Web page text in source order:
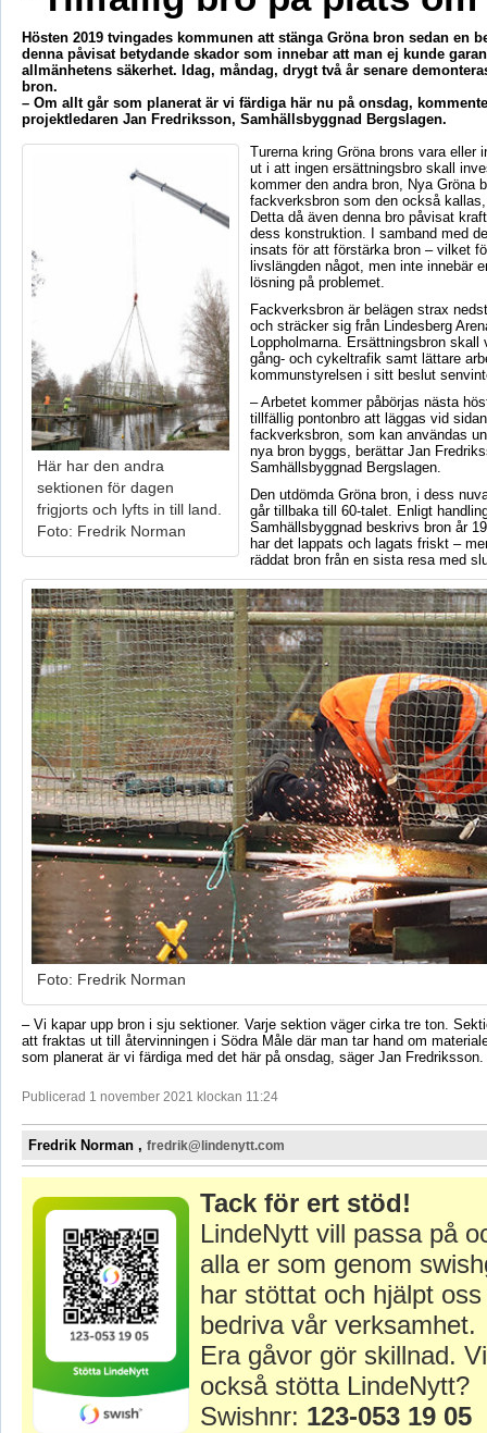
Hösten 2019 tvingades kommunen att stänga Gröna bron sedan en
denna påvisat betydande skador som innebar att man ej kunde
allmänhetens säkerhet. Idag, måndag, drygt två år senare
bron.
– Om allt går som planerat är vi färdiga här nu på onsdag,
projektledaren Jan Fredriksson, Samhällsbyggnad Bergslagen.
Här har den andra
sektionen för dagen
frigjorts och lyfts in till land.
Foto: Fredrik Norman
Turerna kring Gröna brons vara eller
ut i att ingen ersättningsbro skall
kommer den andra bron, Nya Gröna
fackverksbron som den också
Detta då även denna bro påvisat
dess konstruktion. I samband med
insats för att förstärka bron – vilket
livslängden något, men inte innebär
lösning på problemet.
Fackverksbron är belägen strax
och sträcker sig från Lindesberg
Loppholmarna. Ersättningsbron skall
gång- och cykeltrafik samt lättare
kommunstyrelsen i sitt beslut
– Arbetet kommer påbörjas nästa
tillfällig pontonbro att läggas vid
fackverksbron, som kan användas
nya bron byggs, berättar Jan
Samhällsbyggnad Bergslagen.
Den utdömda Gröna bron, i dess
går tillbaka till 60-talet. Enligt
Samhällsbyggnad beskrivs bron år
har det lappats och lagats friskt –
räddat bron från en sista resa med
Foto: Fredrik Norman
– Vi kapar upp bron i sju sektioner. Varje sektion väger cirka tre ton.
att fraktas ut till återvinningen i Södra Måle där man tar hand om
som planerat är vi färdiga med det här på onsdag, säger Jan Fredriksson.
Publicerad 1 november 2021 klockan 11:24
Fredrik Norman , fredrik@lindenytt.com
Tack för ert stöd!
LindeNytt vill passa på
alla er som genom
har stöttat och hjälpt
bedriva vår verksamhet.
Era gåvor gör skillnad.
också stötta LindeNytt?
Swishnr: 123-053 19 05